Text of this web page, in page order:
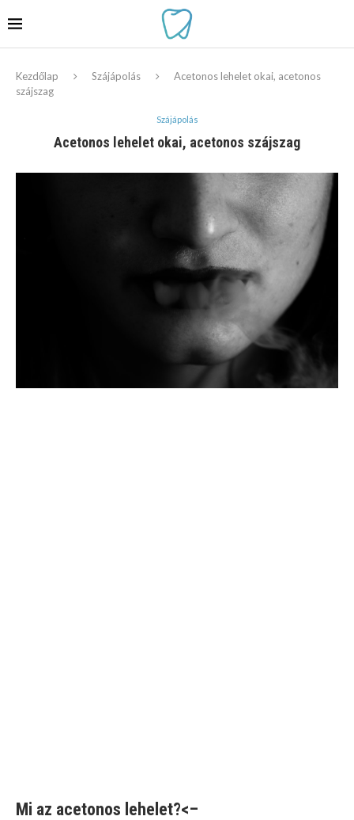
Kezdőlap Szájápolás
Acetonos lehelet okai, acetonos
szájszag
Szájápolás
Acetonos lehelet okai, acetonos szájszag
Mi az acetonos lehelet?<–